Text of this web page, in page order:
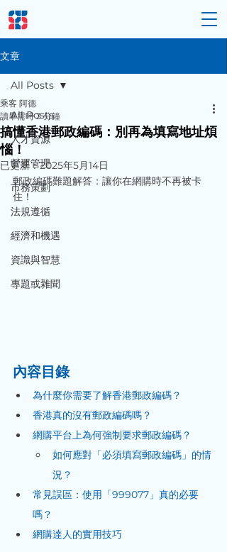
文章
All Posts
人才資源
營運管理
市務策劃
法規遵循
經濟和機遇
資識與智慧
專題或雜聞
All Posts
搞懂香港郵政編碼：別再為填寫地址煩
惱！
乘客 阿德
讀畢需時 3 分鐘
已更新：2025年5月14日
郵政編碼難題解答：讓你在網購時不再被卡
住！
內容目錄
為什麼你需要了解香港郵政編碼？
香港真的沒有郵政編碼嗎？
網購平台上為何強制要求郵政編碼？
如何應對「必須填寫郵政編碼」的情
況？
常見誤區：使用「999077」真的必要
嗎？
網購達人的實用技巧